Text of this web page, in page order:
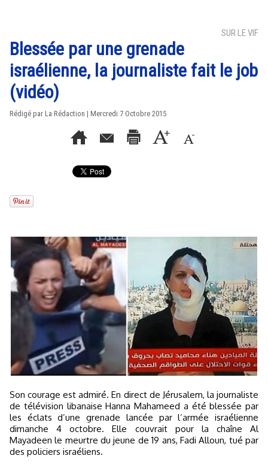
SUR LE VIF
Blessée par une grenade
israélienne, la journaliste fait le job
(vidéo)
Rédigé par La Rédaction | Mercredi 7 Octobre 2015
Son courage est admiré. En direct de Jérusalem, la journaliste
de télévision libanaise Hanna Mahameed a été blessée par
les éclats d’une grenade lancée par l’armée israélienne
dimanche 4 octobre. Elle couvrait pour la chaîne Al
Mayadeen le meurtre du jeune de 19 ans, Fadi Alloun, tué par
des policiers israéliens.